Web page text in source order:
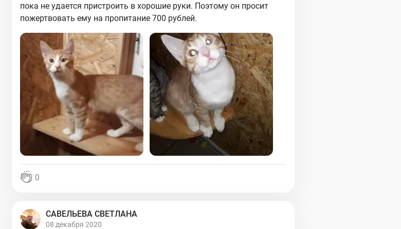
пока не удается пристроить в хорошие руки. Поэтому он просит
пожертвовать ему на пропитание 700 рублей.
0
САВЕЛЬЕВА СВЕТЛАНА
08 декабря 2020